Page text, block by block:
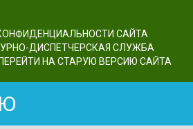
САЙТА
ДИСПЕТЧЕРСКАЯ СЛУЖБА
ПЕРЕЙТИ НА СТАРУЮ ВЕРСИЮ САЙТА